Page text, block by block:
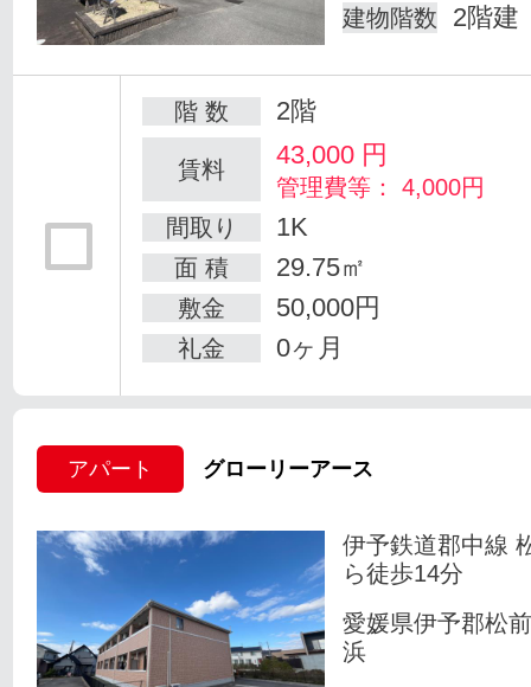
建物階数 2階建
階 数 2階
賃料 43,000 円
管理費等： 4,000円
間取り
1K
面 積 29.75㎡
敷金 50,000円
礼金 0ヶ月
アパート グローリーアース
伊予鉄道郡中線
ら徒歩14分
愛媛県伊予郡松
浜